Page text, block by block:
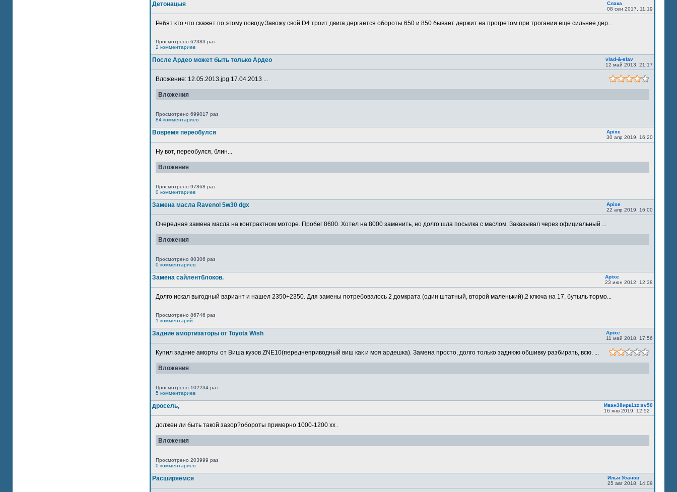
Детонацыя
Слака
08 сен 2017, 11:19
Ребят кто что скажет по этому поводу.Завожу свой D4 троит двига дергается обороты 650 и 850 бывает держит на прогретом при трогании еще сильнее дер...
Просмотрено 62383 раз
2 комментариев
После Ардео может быть только Ардео
vlad-&-slav
12 май 2013, 21:17
Вложение: 12.05.2013.jpg 17.04.2013 ...
Вложения
Просмотрено 699017 раз
84 комментариев
Вовремя переобулся
Apixe
30 апр 2019, 16:20
Ну вот, переобулся, блин...
Вложения
Просмотрено 97868 раз
0 комментариев
Замена масла Ravenol 5w30 dgx
Apixe
22 апр 2019, 16:00
Очередная замена масла на контрактном моторе. Пробег 8600. Хотел на 8000 заменить, но долго шла посылка с маслом. Заказывал через официальный ...
Вложения
Просмотрено 80306 раз
0 комментариев
Замена сайлентблоков.
Apixe
23 июн 2012, 12:38
Долго искал выгодный вариант и нашел 2350+2350. Для замены потребовалось 2 домкрата (один штатный, второй маленький),2 ключа на 17, бутыль тормо...
Просмотрено 86746 раз
1 комментарий
Задние амортизаторы от Toyota Wish
Apixe
11 май 2018, 17:56
Купил задние аморты от Виша кузов ZNE10(переднеприводный виш как и моя ардешка). Замена просто, долго только заднюю обшивку разбирать, всю. ...
Вложения
Просмотрено 102234 раз
5 комментариев
дросель,
Иван38ирк1zz:sv50
16 янв 2019, 12:52
должен ли быть такой зазор?обороты примерно 1000-1200 хх .
Вложения
Просмотрено 203999 раз
0 комментариев
Расширяемся
Илья Усанов
25 авг 2018, 14:09